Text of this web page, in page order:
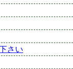
さい